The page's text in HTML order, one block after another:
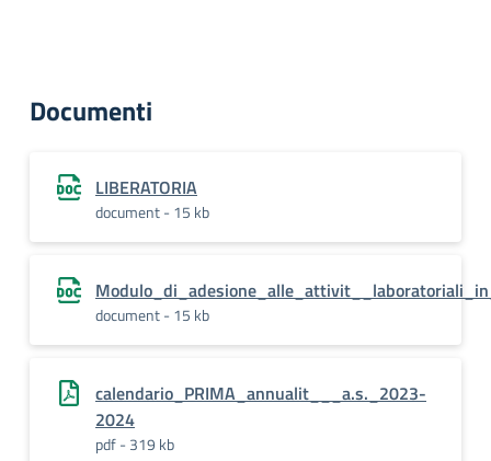
Documenti
LIBERATORIA
document - 15 kb
document - 15 kb
calendario_PRIMA_annualit___a.s._2023-
2024
pdf - 319 kb